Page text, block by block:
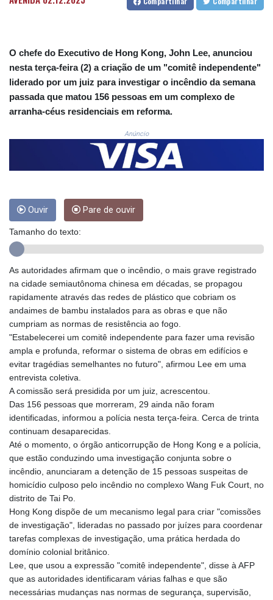
CRC 524.040432
CVE 110.797088
CZK 24.246042
DJF 204.79359
DKK 7.476071
GIP 0.85598
GMD 85.273513
GNF
10117.544985
GTQ 8.790438
HKD 9.039583
HNL 30.878201
HRK 7.534341
HUF 365.29112
IDR
20648.779673
IMP 0.85598
INR 109.832114
IQD
1510.141512
1584294.588378
ISK 142.406399
JEP 0.85598
JOD 0.817025
JPY 182.571559
KES 149.066921
O chefe do Executivo de Hong Kong, John Lee, anunciou
nesta terça-feira (2) a criação de um "comitê independente"
liderado por um juiz para investigar o incêndio da semana
passada que matou 156 pessoas em um complexo de
arranha-céus residenciais em reforma.
Anúncio
Ouvir Pare de ouvir
Tamanho do texto:
As autoridades afirmam que o incêndio, o mais grave registrado
na cidade semiautônoma chinesa em décadas, se propagou
rapidamente através das redes de plástico que cobriam os
andaimes de bambu instalados para as obras e que não
cumpriam as normas de resistência ao fogo.
"Estabelecerei um comitê independente para fazer uma revisão
ampla e profunda, reformar o sistema de obras em edifícios e
evitar tragédias semelhantes no futuro", afirmou Lee em uma
entrevista coletiva.
A comissão será presidida por um juiz, acrescentou.
Das 156 pessoas que morreram, 29 ainda não foram
identificadas, informou a polícia nesta terça-feira. Cerca de trinta
continuam desaparecidas.
Até o momento, o órgão anticorrupção de Hong Kong e a polícia,
que estão conduzindo uma investigação conjunta sobre o
incêndio, anunciaram a detenção de 15 pessoas suspeitas de
homicídio culposo pelo incêndio no complexo Wang Fuk Court, no
distrito de Tai Po.
Hong Kong dispõe de um mecanismo legal para criar "comissões
de investigação", lideradas no passado por juízes para coordenar
tarefas complexas de investigação, uma prática herdada do
domínio colonial britânico.
Lee, que usou a expressão "comitê independente", disse à AFP
que as autoridades identificaram várias falhas e que são
necessárias mudanças nas normas de segurança, supervisão,